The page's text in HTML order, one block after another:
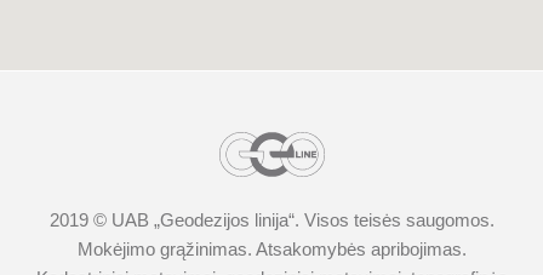
2019 © UAB „Geodezijos linija“. Visos teisės saugomos.
Mokėjimo grąžinimas. Atsakomybės apribojimas.